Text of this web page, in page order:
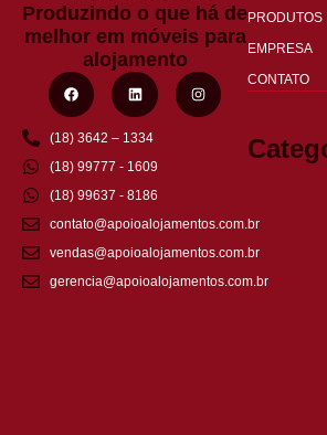
Produzindo o que há de
melhor em móveis para
alojamento
(18) 3642 – 1334
(18) 99777 - 1609
(18) 99637 - 8186
contato@apoioalojamentos.com.br
vendas@apoioalojamentos.com.br
gerencia@apoioalojamentos.com.br
PRODUTOS
EMPRESA
CONTATO